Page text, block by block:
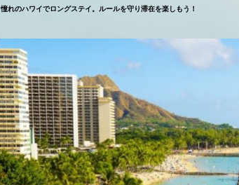
憧れのハワイでロングステイ。ルールを守り滞在を楽しもう！